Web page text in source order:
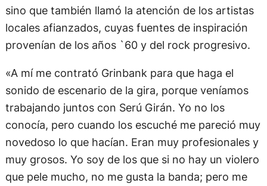
sino que también llamó la atención de los artistas
locales afianzados, cuyas fuentes de inspiración
provenían de los años `60 y del rock progresivo.
«A mí me contrató Grinbank para que haga el
sonido de escenario de la gira, porque veníamos
trabajando juntos con Serú Girán. Yo no los
conocía, pero cuando los escuché me pareció muy
novedoso lo que hacían. Eran muy profesionales y
muy grosos. Yo soy de los que si no hay un violero
que pele mucho, no me gusta la banda; pero me